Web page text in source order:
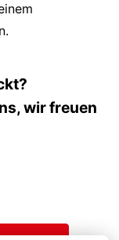
wir freuen